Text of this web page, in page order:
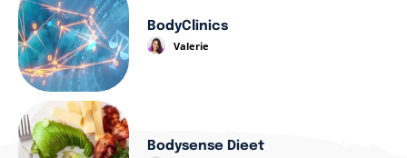
BodyClinics
Valerie
Bodysense Dieet